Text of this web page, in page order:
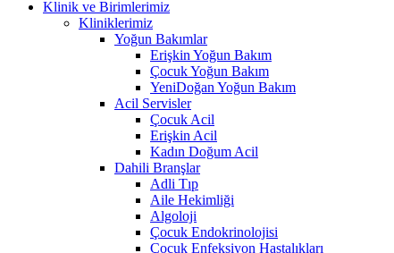
Klinik ve Birimlerimiz
Kliniklerimiz
Yoğun Bakımlar
Erişkin Yoğun Bakım
Çocuk Yoğun Bakım
YeniDoğan Yoğun Bakım
Acil Servisler
Çocuk Acil
Erişkin Acil
Kadın Doğum Acil
Dahili Branşlar
Adli Tıp
Aile Hekimliği
Algoloji
Çocuk Endokrinolojisi
Çocuk Enfeksiyon Hastalıkları